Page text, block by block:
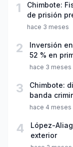
1
Chimbote:
de prisión
violación
hace 3 meses
2
Inversión
52 % en
hace 3 meses
3
Chimbote:
banda
hace 4 meses
4
López-
exterior